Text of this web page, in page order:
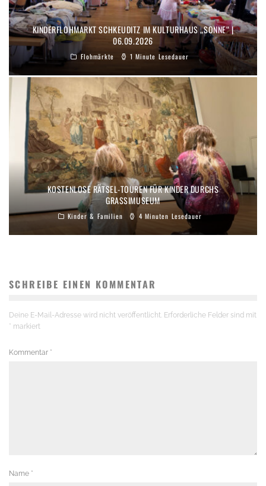
KINDERFLOHMARKT SCHKEUDITZ IM KULTURHAUS „SONNE“ |
06.09.2026
Flohmärkte 1 Minute Lesedauer
KOSTENLOSE RÄTSEL-TOUREN FÜR KINDER DURCHS
GRASSIMUSEUM
Kinder & Familien 4 Minuten Lesedauer
SCHREIBE EINEN KOMMENTAR
Deine E-Mail-Adresse wird nicht veröffentlicht. Erforderliche Felder sind mit
* markiert
Kommentar *
Name *